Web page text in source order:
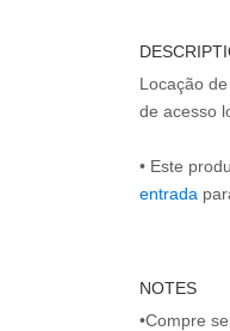
Locação
de acesso
• Este
entrada
NOTES
•Compre